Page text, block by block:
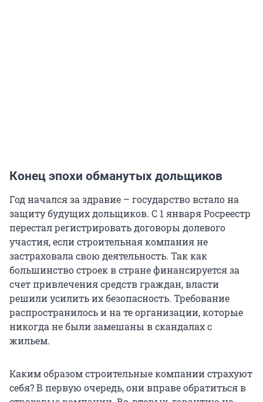
Конец эпохи обманутых дольщиков
Год начался за здравие – государство встало на
защиту будущих дольщиков. С 1 января Росреестр
перестал регистрировать договоры долевого
участия, если строительная компания не
застраховала свою деятельность. Так как
большинство строек в стране финансируется за
счет привлечения средств граждан, власти
решили усилить их безопасность. Требование
распространилось и на те организации, которые
никогда не были замешаны в скандалах с
жильем.
Каким образом строительные компании страхуют
себя? В первую очередь, они вправе обратиться в